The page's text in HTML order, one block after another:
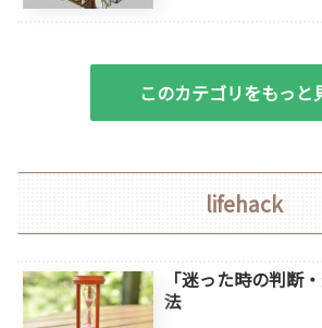
このカテゴリをもっと
lifehack
「迷った時の判断
法